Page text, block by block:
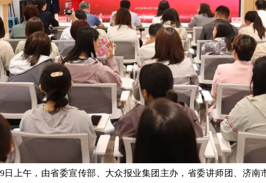
午，由省委宣传部、大众报业集团主办，省委讲师团、济南